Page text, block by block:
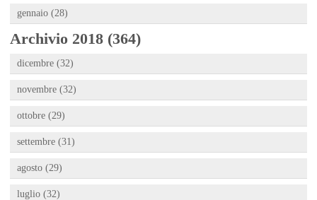
gennaio (28)
Archivio 2018 (364)
dicembre (32)
novembre (32)
ottobre (29)
settembre (31)
agosto (29)
luglio (32)